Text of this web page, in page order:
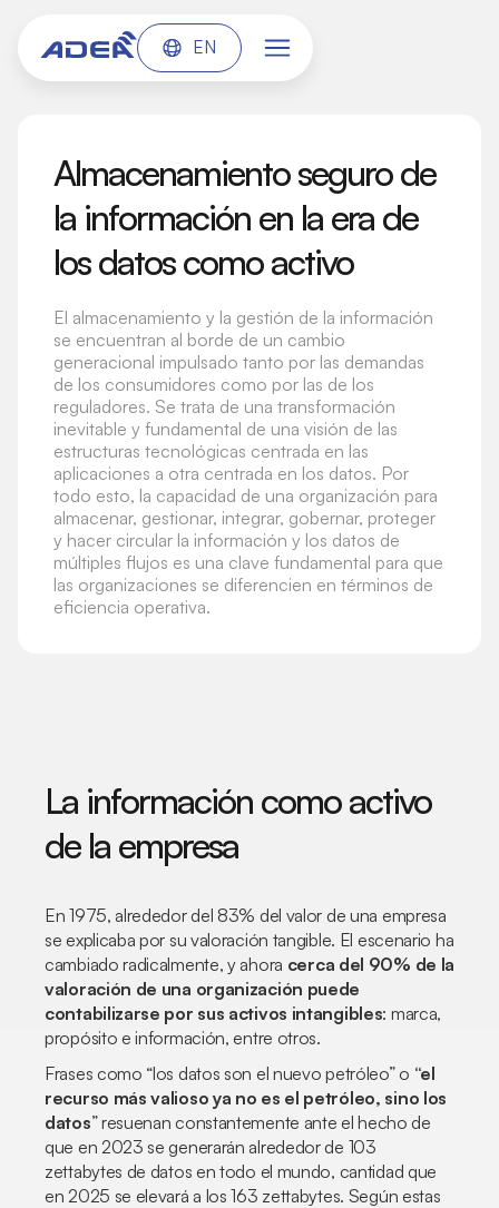
EN
Almacenamiento seguro de
la información en la era de
los datos como activo
El almacenamiento y la gestión de la información
se encuentran al borde de un cambio
generacional impulsado tanto por las demandas
de los consumidores como por las de los
reguladores. Se trata de una transformación
inevitable y fundamental de una visión de las
estructuras tecnológicas centrada en las
aplicaciones a otra centrada en los datos. Por
todo esto, la capacidad de una organización para
almacenar, gestionar, integrar, gobernar, proteger
y hacer circular la información y los datos de
múltiples flujos es una clave fundamental para que
las organizaciones se diferencien en términos de
eficiencia operativa.
La información como activo
de la empresa
En 1975, alrededor del 83% del valor de una empresa
se explicaba por su valoración tangible. El escenario ha
cambiado radicalmente, y ahora cerca del 90% de la
valoración de una organización puede
contabilizarse por sus activos intangibles: marca,
propósito e información, entre otros.
Frases como “los datos son el nuevo petróleo” o “el
recurso más valioso ya no es el petróleo, sino los
datos” resuenan constantemente ante el hecho de
que en 2023 se generarán alrededor de 103
zettabytes de datos en todo el mundo, cantidad que
en 2025 se elevará a los 163 zettabytes. Según estas